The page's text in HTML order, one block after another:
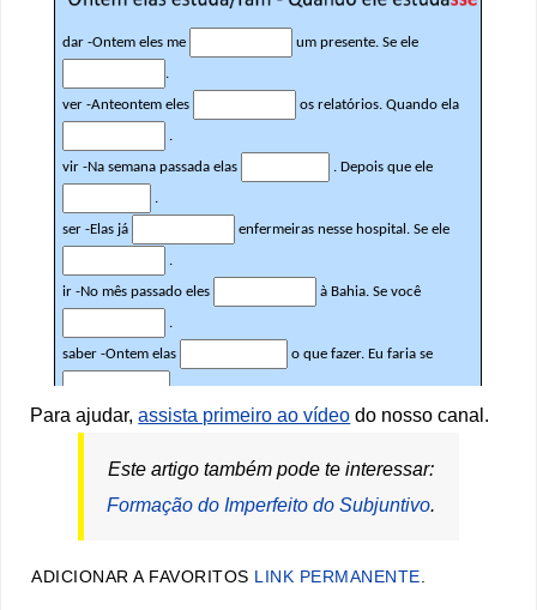
Para ajudar,assista primeiro ao vídeo do nosso canal.
Este artigo também pode te interessar:
Formação do Imperfeito do Subjuntivo.
ADICIONAR A FAVORITOS LINK PERMANENTE.